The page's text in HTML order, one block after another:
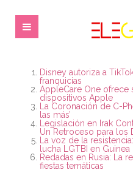
Disney autoriza a
franquicias
AppleCare One ofrece
dispositivos Apple
La Coronación de C-
las más’
Legislación en Irak
Un Retroceso para los
La voz de la
lucha LGTBI en Guinea
Redadas en Rusia: La
fiestas temáticas